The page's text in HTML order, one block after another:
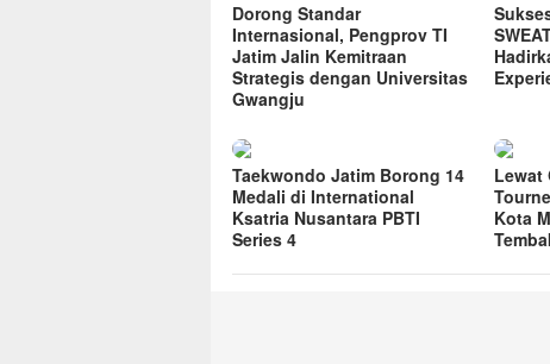
Dorong Standar
Internasional, Pengprov TI
Jatim Jalin Kemitraan
Strategis dengan Universitas
Gwangju
Taekwondo Jatim Borong 14
Medali di International
Ksatria Nusantara PBTI
Series 4
Lewat
Kota